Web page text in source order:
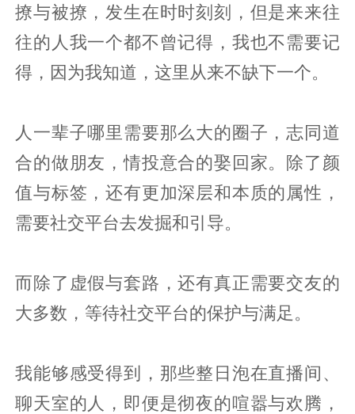
撩与被撩，发生在时时刻刻，但是来来往
往的人我一个都不曾记得，我也不需要记
得，因为我知道，这里从来不缺下一个。
人一辈子哪里需要那么大的圈子，志同道
合的做朋友，情投意合的娶回家。除了颜
值与标签，还有更加深层和本质的属性，
需要社交平台去发掘和引导。
而除了虚假与套路，还有真正需要交友的
大多数，等待社交平台的保护与满足。
我能够感受得到，那些整日泡在直播间、
聊天室的人，即便是彻夜的喧嚣与欢腾，